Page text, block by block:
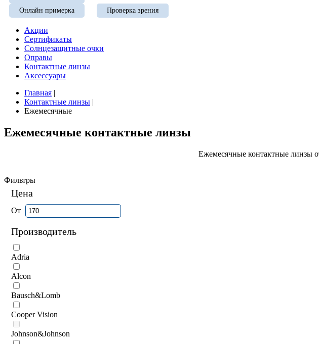
Онлайн примерка Проверка зрения
Акции
Сертификаты
Солнцезащитные очки
Оправы
Контактные линзы
Аксессуары
Главная |
Контактные линзы |
Ежемесячные
Ежемесячные контактные линзы
Ежемесячные контактные линзы
Фильтры
Цена
От
Производитель
Adria
Alcon
Bausch&Lomb
Cooper Vision
Johnson&Johnson